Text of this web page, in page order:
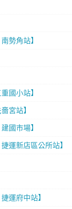
勢角站】
國小站】
宮站】
國市場】
運新店區公所站】
運府中站】